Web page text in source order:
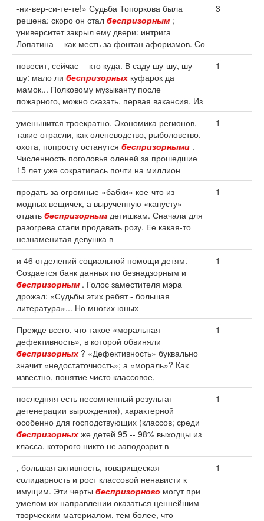
-ни-вер-си-те-те!» Судьба Топоркова была
решена: скоро он стал беспризорным ;
университет закрыл ему двери: интрига
Лопатина -- как месть за фонтан афоризмов. Со
3
повесит, сейчас -- кто куда. В саду шу-шу, шу-
шу: мало ли беспризорных куфарок да
мамок... Полковому музыканту после
пожарного, можно сказать, первая вакансия. Из
1
уменьшится троекратно. Экономика регионов,
такие отрасли, как оленеводство, рыболовство,
охота, попросту останутся беспризорными .
Численность поголовья оленей за прошедшие
15 лет уже сократилась почти на миллион
1
продать за огромные «бабки» кое-что из
модных вещичек, а вырученную «капусту»
отдать беспризорным детишкам. Сначала для
разогрева стали продавать розу. Ее какая-то
незнаменитая девушка в
1
и 46 отделений социальной помощи детям.
Создается банк данных по безнадзорным и
беспризорным . Голос заместителя мэра
дрожал: «Судьбы этих ребят - большая
литература»... Но многих юных
1
Прежде всего, что такое «моральная
дефективность», в которой обвиняли
беспризорных ? «Дефективность» буквально
значит «недостаточность»; а «мораль»? Как
известно, понятие чисто классовое,
1
последняя есть несомненный результат
дегенерации вырождения), характерной
особенно для господствующих (классов; среди
беспризорных же детей 95 -- 98% выходцы из
класса, которого никто не заподозрит в
1
, большая активность, товарищеская
солидарность и рост классовой ненависти к
имущим. Эти черты беспризорного могут при
умелом их направлении оказаться ценнейшим
творческим материалом, тем более, что
1